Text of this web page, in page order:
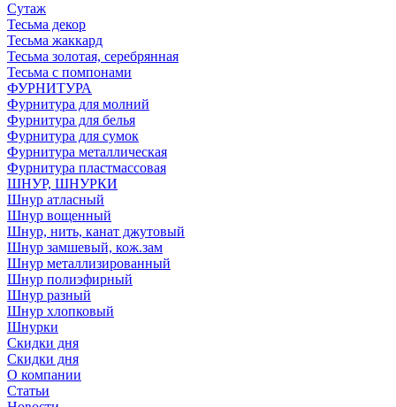
Сутаж
Тесьма декор
Тесьма жаккард
Тесьма золотая, серебрянная
Тесьма с помпонами
ФУРНИТУРА
Фурнитура для молний
Фурнитура для белья
Фурнитура для сумок
Фурнитура металлическая
Фурнитура пластмассовая
ШНУР, ШНУРКИ
Шнур атласный
Шнур вощенный
Шнур, нить, канат джутовый
Шнур замшевый, кож.зам
Шнур металлизированный
Шнур полиэфирный
Шнур разный
Шнур хлопковый
Шнурки
Скидки дня
Скидки дня
О компании
Статьи